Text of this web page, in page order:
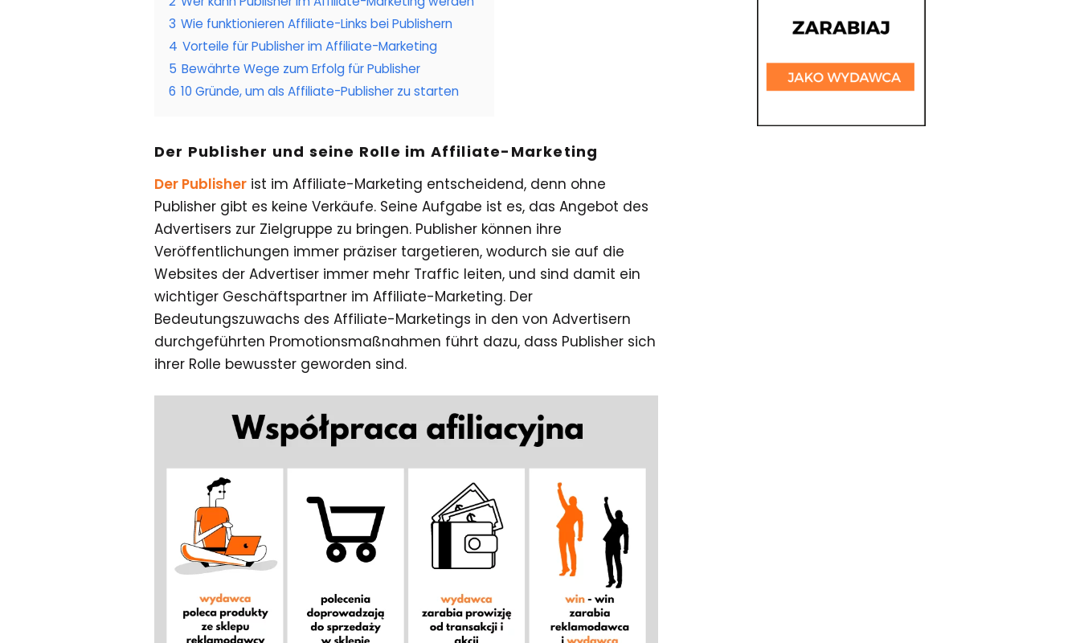
3 Wie funktionieren Affiliate-Links bei Publishern
4 Vorteile für Publisher im Affiliate-Marketing
5 Bewährte Wege zum Erfolg für Publisher
6 10 Gründe, um als Affiliate-Publisher zu starten
Der Publisher und seine Rolle im Affiliate-Marketing
Der Publisher ist im Affiliate-Marketing entscheidend, denn ohne
Publisher gibt es keine Verkäufe. Seine Aufgabe ist es, das Angebot des
Advertisers zur Zielgruppe zu bringen. Publisher können ihre
Veröffentlichungen immer präziser targetieren, wodurch sie auf die
Websites der Advertiser immer mehr Traffic leiten, und sind damit ein
wichtiger Geschäftspartner im Affiliate-Marketing. Der
Bedeutungszuwachs des Affiliate-Marketings in den von Advertisern
durchgeführten Promotionsmaßnahmen führt dazu, dass Publisher sich
ihrer Rolle bewusster geworden sind.